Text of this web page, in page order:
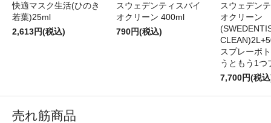
快適マスク生活(ひのき
若葉)25ml
2,613円(税込)
スウェデンティスバイ
オクリーン 400ml
790円(税込)
スウェデン
オクリーン
スプレーボ
うともう1つ
7,700円(税
売れ筋商品